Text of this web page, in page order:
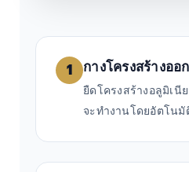
1 กางโครงสร้างออ
ยืดโครงสร้างอลูมิเนี
จะทำงานโดยอัตโนมั